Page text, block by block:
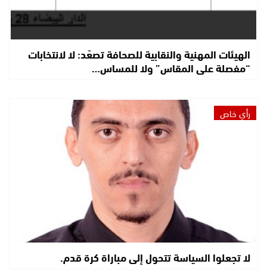
الهيئات المهنية والنقابية للصحافة تصعّد: لا لانتخابات
“مفصلة على المقاس” ولا للمساس…
رأي خاص
لا تجعلوا السياسة تتحول إلى مباراة كرة قدم.